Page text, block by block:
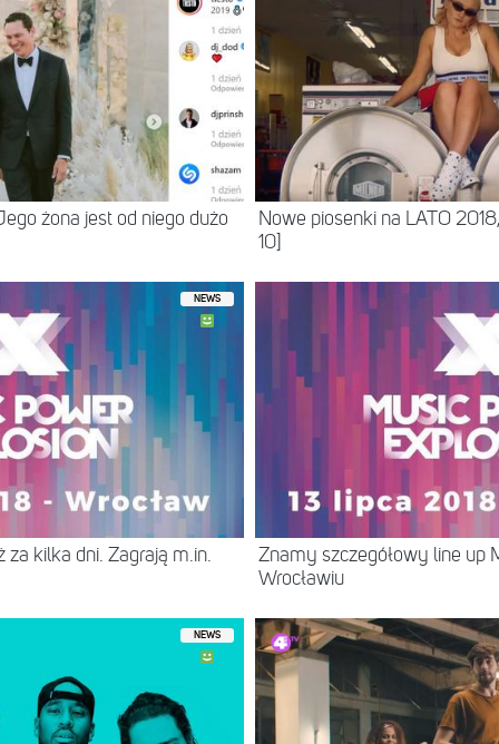
żona jest od niego dużo
Nowe piosenki na LATO
10]
NEWS
za kilka dni. Zagrają m.in.
Znamy szczegółowy line up
Wrocławiu
NEWS